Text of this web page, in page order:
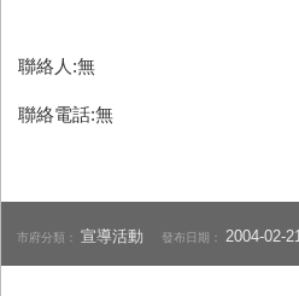
聯絡人:無
聯絡電話:無
市府分類：宣導活動 發布日期： 2004-02-21